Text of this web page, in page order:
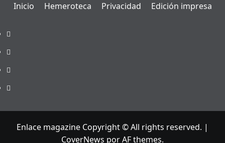
Inicio Hemeroteca Privacidad Edición impresa
Inicio
Hemeroteca
Privacidad
Edición
Enlace magazine Copyright © All rights reserved. |
CoverNews por AF themes.